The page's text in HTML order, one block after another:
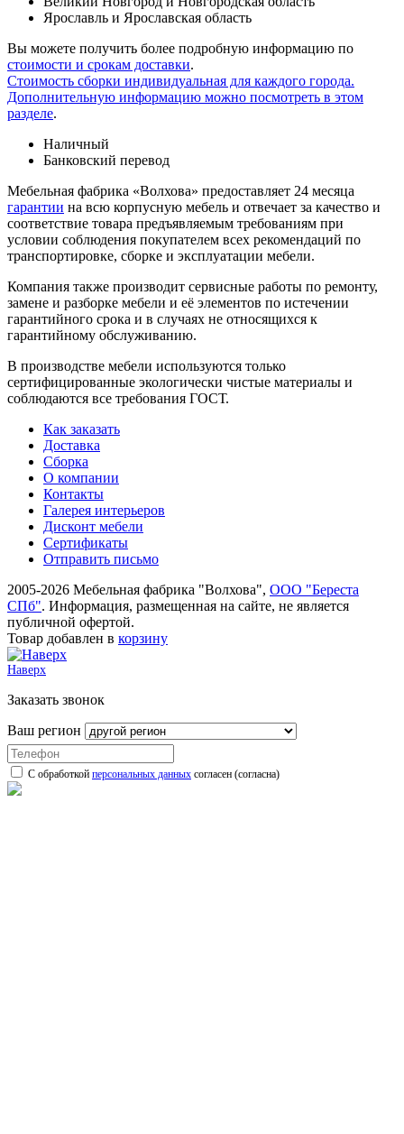
Ярославль и Ярославская область
Вы можете получить более подробную информацию по
стоимости и срокам доставки.
Стоимость сборки индивидуальная для каждого города.
Дополнительную информацию можно посмотреть в этом
разделе.
Наличный
Банковский перевод
Мебельная фабрика «Волхова» предоставляет 24 месяца
гарантии на всю корпусную мебель и отвечает за качество и
соответствие товара предъяв­ляе­мым требованиям при
условии соблюдения покупателем всех рекомендаций по
транспорти­ровке, сборке и эксплуатации мебели.
Компания также производит сервисные работы по ремонту,
замене и разборке мебели и её элементов по истечении
гарантийного срока и в случаях не относящихся к
гарантийному обслуживанию.
В производстве мебели используются только
сертифицированные экологически чистые материалы и
соблюдаются все требования ГОСТ.
Как заказать
Доставка
Сборка
О компании
Контакты
Галерея интерьеров
Дисконт мебели
Сертификаты
Отправить письмо
2005-2026 Мебельная фабрика "Волхова", ООО "Береста
СПб". Информация, размещенная на сайте, не является
публичной офертой.
Товар добавлен в корзину
Наверх
Заказать звонок
Ваш регион
С обработкой персональных данных согласен (согласна)